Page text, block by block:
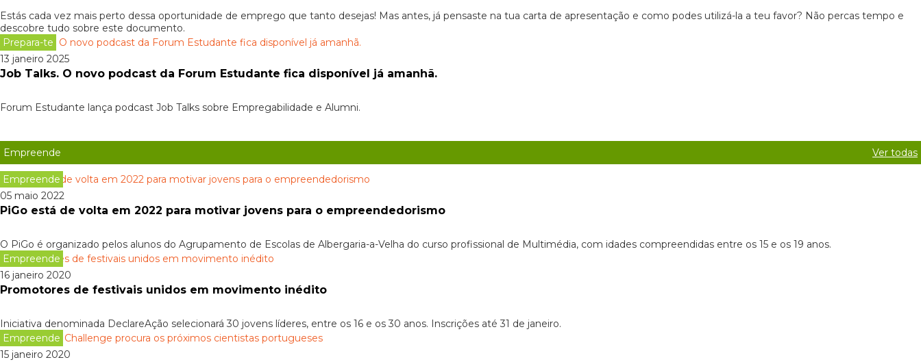
Estás cada vez mais perto dessa oportunidade de emprego que tanto desejas! Mas antes, já pensaste na tua carta de apresentação e como podes utilizá-la a teu favor? Não percas tempo e
descobre tudo sobre este documento.
Prepara-te
13 janeiro 2025
Job Talks. O novo podcast da Forum Estudante fica disponível já amanhã.
Forum Estudante lança podcast Job Talks sobre Empregabilidade e Alumni.
Empreende Ver todas
Empreende
05 maio 2022
PiGo está de volta em 2022 para motivar jovens para o empreendedorismo
O PiGo é organizado pelos alunos do Agrupamento de Escolas de Albergaria-a-Velha do curso profissional de Multimédia, com idades compreendidas entre os 15 e os 19 anos.
Empreende
16 janeiro 2020
Promotores de festivais unidos em movimento inédito
Iniciativa denominada DeclareAção selecionará 30 jovens líderes, entre os 16 e os 30 anos. Inscrições até 31 de janeiro.
Empreende
15 janeiro 2020